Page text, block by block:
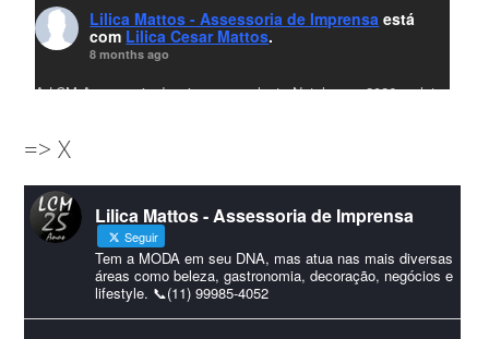
Lilica Mattos - Assessoria de Imprensa está
com Lilica Cesar Mattos.
8 months ago
A LCM Assessoria deseja um excelente Natal e um 2026 repleto
amigos que sempre nos acompanham!🎄✨🥂❤️
#lcmassessoriassessoria#natal #merrychristmas #felizanonovo
#HappyNewYear
Foto
Visualizar no Facebook · Compartilhar
=> X
Lilica Mattos - Assessoria de Imprensa
Seguir
Tem a MODA em seu DNA, mas atua nas mais diversas
áreas como beleza, gastronomia, decoração, negócios e
lifestyle. 📞(11) 99985-4052